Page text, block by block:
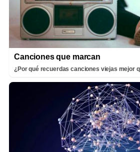
Canciones que marcan
¿Por qué recuerdas canciones viejas mejor